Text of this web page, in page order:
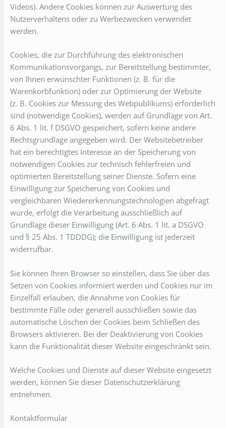
Videos). Andere Cookies können zur Auswertung des
Nutzerverhaltens oder zu Werbezwecken verwendet
werden.
Cookies, die zur Durchführung des elektronischen
Kommunikationsvorgangs, zur Bereitstellung bestimmter,
von Ihnen erwünschter Funktionen (z. B. für die
Warenkorbfunktion) oder zur Optimierung der Website
(z. B. Cookies zur Messung des Webpublikums) erforderlich
sind (notwendige Cookies), werden auf Grundlage von Art.
6 Abs. 1 lit. f DSGVO gespeichert, sofern keine andere
Rechtsgrundlage angegeben wird. Der Websitebetreiber
hat ein berechtigtes Interesse an der Speicherung von
notwendigen Cookies zur technisch fehlerfreien und
optimierten Bereitstellung seiner Dienste. Sofern eine
Einwilligung zur Speicherung von Cookies und
vergleichbaren Wiedererkennungstechnologien abgefragt
wurde, erfolgt die Verarbeitung ausschließlich auf
Grundlage dieser Einwilligung (Art. 6 Abs. 1 lit. a DSGVO
und § 25 Abs. 1 TDDDG); die Einwilligung ist jederzeit
widerrufbar.
Sie können Ihren Browser so einstellen, dass Sie über das
Setzen von Cookies informiert werden und Cookies nur im
Einzelfall erlauben, die Annahme von Cookies für
bestimmte Fälle oder generell ausschließen sowie das
automatische Löschen der Cookies beim Schließen des
Browsers aktivieren. Bei der Deaktivierung von Cookies
kann die Funktionalität dieser Website eingeschränkt sein.
Welche Cookies und Dienste auf dieser Website eingesetzt
werden, können Sie dieser Datenschutzerklärung
entnehmen.
Kontaktformular